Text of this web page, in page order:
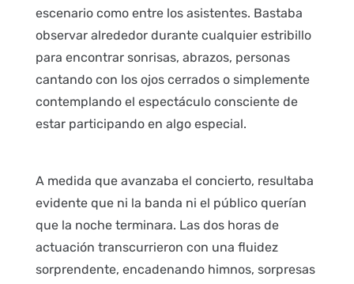
escenario como entre los asistentes. Bastaba
observar alrededor durante cualquier estribillo
para encontrar sonrisas, abrazos, personas
cantando con los ojos cerrados o simplemente
contemplando el espectáculo consciente de
estar participando en algo especial.
A medida que avanzaba el concierto, resultaba
evidente que ni la banda ni el público querían
que la noche terminara. Las dos horas de
actuación transcurrieron con una fluidez
sorprendente, encadenando himnos, sorpresas